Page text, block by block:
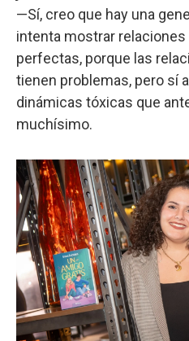
—Sí, creo que hay una
intenta mostrar
perfectas, porque las
tienen problemas, pero sí
dinámicas tóxicas que
muchísimo.